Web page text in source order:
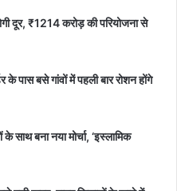
सभी सिरप और लिक्विड दवाएं
दूर, ₹1214 करोड़ की परियोजना से
के पास बसे गांवों में पहली बार रोशन होंगे
साथ बना नया मोर्चा, ‘इस्लामिक